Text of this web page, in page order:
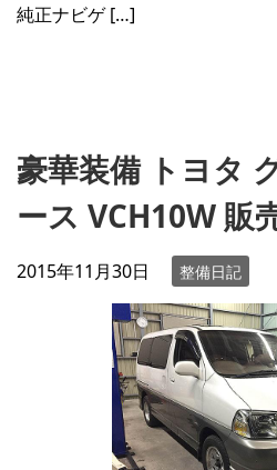
純正ナビゲ […]
豪華装備 トヨタ
ース VCH10W 販
2015年11月30日 整備日記